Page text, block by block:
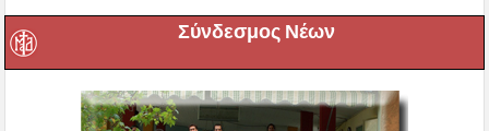
Σύνδεσμος Νέων